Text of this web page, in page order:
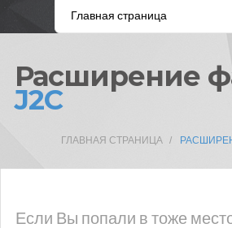
Расширение
J2C
ГЛАВНАЯ СТРАНИЦА
Если Вы попали в тоже